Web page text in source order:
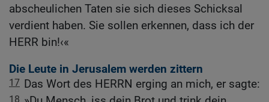
abscheulichen Taten sie sich dieses Schicksal
verdient haben. Sie sollen erkennen, dass ich der
HERR bin!‹«
Die Leute in Jerusalem werden zittern
17 Das Wort des HERRN erging an mich, er sagte:
18